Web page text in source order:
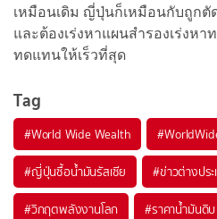
เหมือนเดิม ญี่ปุ่นก็เหมือนกับถูกตั
และต้องเร่งหาแผนสำรองเร่งหา
ทดแทนให้เร็วที่สุด
Tag
#World Wide Wealth #
#ญี่ปุ่นซื้อน้ำมันรัสเซีย #ข่าวต่างประ
#วิกฤตพลังงานโลก #ราคาน้ำมันดิบ